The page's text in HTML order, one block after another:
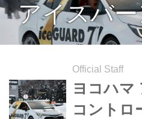
アイスバ
Official Staff
ヨコハマ
コントロ